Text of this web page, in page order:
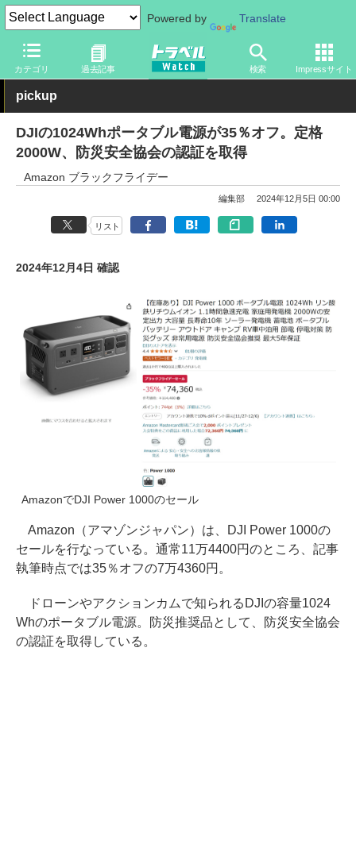
Powered by Translate
カテゴリ 過去記事 検索 Impressサイト
トラベル Watch 旅のアイテム 旅行グッズ 充電器・バッテリー
pickup
DJIの1024Whポータブル電源が35％オフ。定格
2000W、防災安全協会の認証を取得
Amazon ブラックフライデー
編集部 2024年12月5日 00:00
リスト
2024年12月4日 確認
AmazonでDJI Power 1000のセール
Amazon（アマゾンジャパン）は、DJI Power 1000の
セールを行なっている。通常11万4400円のところ、記事
執筆時点では35％オフの7万4360円。
ドローンやアクションカムで知られるDJIの容量1024
Whのポータブル電源。防災推奨品として、防災安全協会
の認証を取得している。